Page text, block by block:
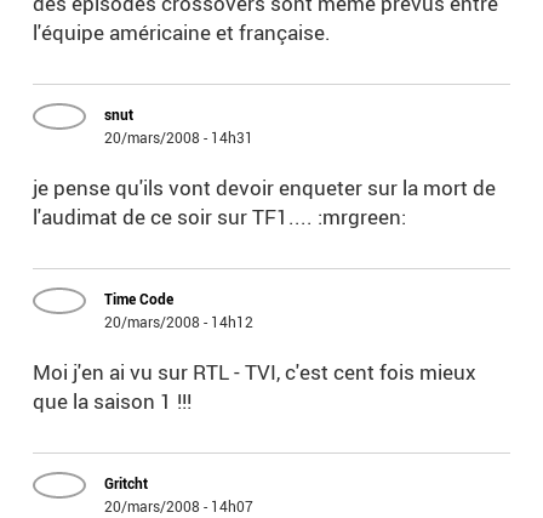
l'équipe américaine et française.
snut
20/mars/2008 - 14h31
je pense qu'ils vont devoir enqueter sur la mort de
l'audimat de ce soir sur TF1.... :mrgreen:
Time Code
20/mars/2008 - 14h12
Moi j'en ai vu sur RTL - TVI, c'est cent fois mieux
que la saison 1 !!!
Gritcht
20/mars/2008 - 14h07